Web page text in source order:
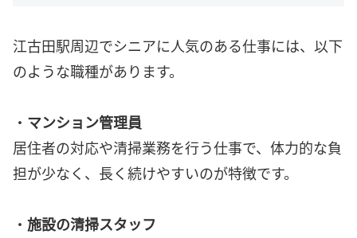
江古田駅周辺でシニアに人気のある仕事には、以下
のような職種があります。
・ マンション管理員
居住者の対応や清掃業務を行う仕事で、体力的な負
担が少なく、長く続けやすいのが特徴です。
・ 施設の清掃スタッフ